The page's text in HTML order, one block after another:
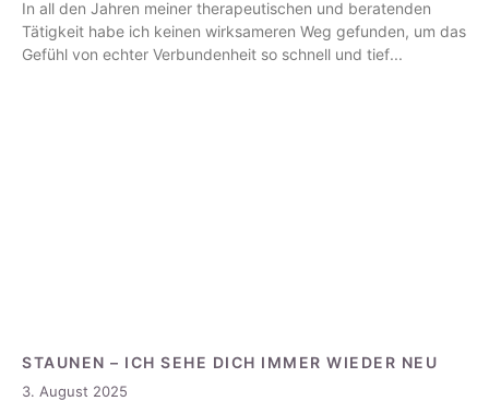
In all den Jahren meiner therapeutischen und beratenden
Tätigkeit habe ich keinen wirksameren Weg gefunden, um das
Gefühl von echter Verbundenheit so schnell und tief
STAUNEN – ICH SEHE DICH IMMER WIEDER NEU
3. August 2025